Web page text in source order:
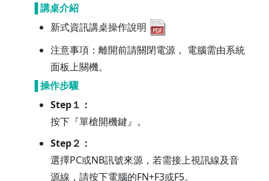
▐ 講桌介紹
新式資訊講桌操作說明
注意事項：離開前請關閉電源， 電腦需由系統
面板上關機。
▐ 操作步驟
Step１：
按下『單槍開機鍵』。
Step２：
選擇PC或NB訊號來源，若需接上視訊線及音
源線，請按下電腦的FN+F3或F5。